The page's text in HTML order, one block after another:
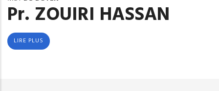
Pr. ZOUIRI HASSAN
LIRE PLUS